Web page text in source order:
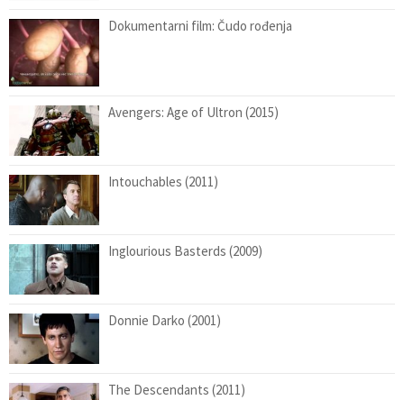
Dokumentarni film: Čudo rođenja
Avengers: Age of Ultron (2015)
Intouchables (2011)
Inglourious Basterds (2009)
Donnie Darko (2001)
The Descendants (2011)